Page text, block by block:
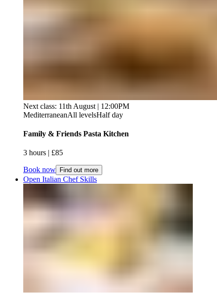
Next class: 11th August | 12:00PM
MediterraneanAll levelsHalf day
Family & Friends Pasta Kitchen​​​​‌ ‍ ​‍​‍‌‍ ‌ ​‍‌‍‍‌‌‍‌ ‌‍‍‌‌‍ ‍​‍​‍​ ‍‍​‍​‍‌ ​ ‌‍​‌‌‍ ‍‌‍‍‌‌ ‌​‌ ‍‌​‍ ‍‌‍‍‌‌‍ ​‍​‍​‍ ​​‍​‍‌‍‍​‌ ​‍‌‍‌‌‌‍‌‍​‍​‍​ ‍‍​‍​‍‌‍‍​‌ ‌​‌ ‌​‌ ​​‌ ​ ​ ‍‍​‍ ​‍ ‌‍ ​​‍ ‌‌‍​‌‌‍ ‍‌‍‌​​‍ ‌‌ ​‍​‍ ‌‌‍‍​‌‍ ‌ ‌​‌‍‌‌‌‍ ​‌ ​ ​‍ ‌‌ ​ ‌ ‌​‌ ‌‌‌‍‌​‌‍‍‌‌‍ ​‍ ‍‌ ‌‍‌‍‌‌‌ ​‍‌‍​ ‌‍‌‌‌‍ ​​‍ ‍‌‍​‌‌ ​​‌ ​​​‍ ‌‍‍‌‌‍ ‍‌ ‌​‌‍‌‌‌‍ ‍‌ ‌​​‍ ‌‍‌‌‌‍‌​‌‍‍‌‌ ‌​​‍ ‌‍ ‌‌‍ ‌‍‌​‌‍‌‌​ ‌‌ ​​‌ ​‍‌‍‌‌‌ ​ ‌‍‌‌‌‍ ‍‌ ‌​‌‍​‌‌ ‌​‌‍‍‌‌‍ ‌‍ ‍​ ‍ ‌‍‍‌‌‍‌​​ ‌​ ‍‌‌‍​‌​ ‌ ‌‍​‍‌‍​ ​ ‌‍‌‍‌​​ ‌‌​‍ ‌‌‍​‌​ ‍‌​ ‌​‌‍​‌​‍ ‌​ ‌​​ ‍‌‌‍‌‍‌‍‌​​‍ ‌‌‍​‍​ ‌ ​ ‍​​ ‌‍​‍ ‌​ ​​​ ‍‌‌‍​‍‌‍‌​​ ​ ‌‍​‍‌‍‌‌‌‍​‍​ ‌​‌‍​‍​ ​‌‌‍​‌​ ‍ ‌ ‌​‌ ‍‌‌ ​​‌‍‌‌​ ‌‌‍‍​‌‍ ‌ ‌​‌‍‌‌‌‍ ​‌​​ ‌‍ ​‌‍​‌‌ ​ ‌ ​ ​ ‍ ‌ ​​‌‍​‌‌ ‌​‌‍‍​​ ‌‌ ‌​‌‍‍‌‌ ‌​‌‍ ​‌‍‌‌​ ‌‍​‍‌‍​‌‌ ​ ‌‍‌‌‌‌‌‌‌ ​‍‌‍ ​​ ‌‌‍‍​‌ ‌​‌ ‌​‌ ​​‌ ​ ​‍‌‌​ ​ ‌​​‌​‍‌‌​ ​‍‌​‌‍​‍‌‌​ ​‍‌​‌‍‌‍ ​​‍ ‌‌‍​‌‌‍ ‍‌‍‌​​‍ ‌‌ ​‍​‍ ‌‌‍‍​‌‍ ‌ ‌​‌‍‌‌‌‍ ​‌ ​ ​‍ ‌‌ ​ ‌ ‌​‌ ‌‌‌‍‌​‌‍‍‌‌‍ ​‍ ‍‌ ‌‍‌‍‌‌‌ ​‍‌‍​ ‌‍‌‌‌‍ ​​‍ ‍‌‍​‌‌ ​​‌ ​​​‍‌‍‌‍‍‌‌‍‌​​ ‌​ ‍‌‌‍​‌​ ‌ ‌‍​‍‌‍​ ​ ‌‍‌‍‌​​ ‌‌​‍ ‌‌‍​‌​ ‍‌​ ‌​‌‍​‌​‍ ‌​ ‌​​ ‍‌‌‍‌‍‌‍‌​​‍ ‌‌‍​‍​ ‌ ​ ‍​​ ‌‍​‍ ‌​ ​​​ ‍‌‌‍​‍‌‍‌​​ ​ ‌‍​‍‌‍‌‌‌‍​‍​ ‌​‌‍​‍​ ​‌‌‍​‌​‍‌‍‌ ‌​‌ ‍‌‌ ​​‌‍‌‌​ ‌‌‍‍​‌‍ ‌ ‌​‌‍‌‌‌‍ ​‌​​ ‌‍ ​‌‍​‌‌ ​ ‌ ​ ​‍‌‍‌ ​​‌‍​‌‌ ‌​‌‍‍​​ ‌‌ ‌​‌‍‍‌‌ ‌​‌‍ ​‌‍‌‌​‍‌‍‌ ​​‌‍‌‌‌ ​‍‌ ​ ‌ ​​‌‍‌‌‌‍​ ‌ ‌​‌‍‍‌‌ ‌‍‌‍‌‌​ ‌‌ ​​‌ ‌‌‌‍​‍‌‍ ​‌‍‍‌‌ ​ ‌‍‍​‌‍‌‌‌‍‌​​‍​‍‌ ‌
3 hours​​​​‌ ‍ ​‍​‍‌‍ ‌ ​‍‌‍‍‌‌‍‌ ‌‍‍‌‌‍ ‍​‍​‍​ ‍‍​‍​‍‌ ​ ‌‍​‌‌‍ ‍‌‍‍‌‌ ‌​‌ ‍‌​‍ ‍‌‍‍‌‌‍ ​‍​‍​‍ ​​‍​‍‌‍‍​‌ ​‍‌‍‌‌‌‍‌‍​‍​‍​ ‍‍​‍​‍‌‍‍​‌ ‌​‌ ‌​‌ ​​‌ ​ ​ ‍‍​‍ ​‍ ‌‍ ​​‍ ‌‌‍​‌‌‍ ‍‌‍‌​​‍ ‌‌ ​‍​‍ ‌‌‍‍​‌‍ ‌ ‌​‌‍‌‌‌‍ ​‌ ​ ​‍ ‌‌ ​ ‌ ‌​‌ ‌‌‌‍‌​‌‍‍‌‌‍ ​‍ ‍‌ ‌‍‌‍‌‌‌ ​‍‌‍​ ‌‍‌‌‌‍ ​​‍ ‍‌‍​‌‌ ​​‌ ​​​‍ ‌‍‍‌‌‍ ‍‌ ‌​‌‍‌‌‌‍ ‍‌ ‌​​‍ ‌‍‌‌‌‍‌​‌‍‍‌‌ ‌​​‍ ‌‍ ‌‌‍ ‌‍‌​‌‍‌‌​ ‌‌ ​​‌ ​‍‌‍‌‌‌ ​ ‌‍‌‌‌‍ ‍‌ ‌​‌‍​‌‌ ‌​‌‍‍‌‌‍ ‌‍ ‍​ ‍ ‌‍‍‌‌‍‌​​ ‌​ ‍‌‌‍​‌​ ‌ ‌‍​‍‌‍​ ​ ‌‍‌‍‌​​ ‌‌​‍ ‌‌‍​‌​ ‍‌​ ‌​‌‍​‌​‍ ‌​ ‌​​ ‍‌‌‍‌‍‌‍‌​​‍ ‌‌‍​‍​ ‌ ​ ‍​​ ‌‍​‍ ‌​ ​​​ ‍‌‌‍​‍‌‍‌​​ ​ ‌‍​‍‌‍‌‌‌‍​‍​ ‌​‌‍​‍​ ​‌‌‍​‌​ ‍ ‌ ‌​‌ ‍‌‌ ​​‌‍‌‌​ ‌‌‍‍​‌‍ ‌ ‌​‌‍‌‌‌‍ ​‌​​ ‌‍ ​‌‍​‌‌ ​ ‌ ​ ​ ‍ ‌ ​​‌‍​‌‌ ‌​‌‍‍​​ ‌‌ ‌​‌‍‍‌‌‍ ‌‌‍‌‌​ ‌‍​‍‌‍​‌‌ ​ ‌‍‌‌‌‌‌‌‌ ​‍‌‍ ​​ ‌‌‍‍​‌ ‌​‌ ‌​‌ ​​‌ ​ ​‍‌‌​ ​ ‌​​‌​‍‌‌​ ​‍‌​‌‍​‍‌‌​ ​‍‌​‌‍‌‍ ​​‍ ‌‌‍​‌‌‍ ‍‌‍‌​​‍ ‌‌ ​‍​‍ ‌‌‍‍​‌‍ ‌ ‌​‌‍‌‌‌‍ ​‌ ​ ​‍ ‌‌ ​ ‌ ‌​‌ ‌‌‌‍‌​‌‍‍‌‌‍ ​‍ ‍‌ ‌‍‌‍‌‌‌ ​‍‌‍​ ‌‍‌‌‌‍ ​​‍ ‍‌‍​‌‌ ​​‌ ​​​‍‌‍‌‍‍‌‌‍‌​​ ‌​ ‍‌‌‍​‌​ ‌ ‌‍​‍‌‍​ ​ ‌‍‌‍‌​​ ‌‌​‍ ‌‌‍​‌​ ‍‌​ ‌​‌‍​‌​‍ ‌​ ‌​​ ‍‌‌‍‌‍‌‍‌​​‍ ‌‌‍​‍​ ‌ ​ ‍​​ ‌‍​‍ ‌​ ​​​ ‍‌‌‍​‍‌‍‌​​ ​ ‌‍​‍‌‍‌‌‌‍​‍​ ‌​‌‍​‍​ ​‌‌‍​‌​‍‌‍‌ ‌​‌ ‍‌‌ ​​‌‍‌‌​ ‌‌‍‍​‌‍ ‌ ‌​‌‍‌‌‌‍ ​‌​​ ‌‍ ​‌‍​‌‌ ​ ‌ ​ ​‍‌‍‌ ​​‌‍​‌‌ ‌​‌‍‍​​ ‌‌ ‌​‌‍‍‌‌‍ ‌‌‍‌‌​‍‌‍‌ ​​‌‍‌‌‌ ​‍‌ ​ ‌ ​​‌‍‌‌‌‍​ ‌ ‌​‌‍‍‌‌ ‌‍‌‍‌‌​ ‌‌ ​​‌ ‌‌‌‍​‍‌‍ ​‌‍‍‌‌ ​ ‌‍‍​‌‍‌‌‌‍‌​​‍​‍‌ ‌ | £85​​​​‌ ‍ ​‍​‍‌‍ ‌ ​‍‌‍‍‌‌‍‌ ‌‍‍‌‌‍ ‍​‍​‍​ ‍‍​‍​‍‌ ​ ‌‍​‌‌‍ ‍‌‍‍‌‌ ‌​‌ ‍‌​‍ ‍‌‍‍‌‌‍ ​‍​‍​‍ ​​‍​‍‌‍‍​‌ ​‍‌‍‌‌‌‍‌‍​‍​‍​ ‍‍​‍​‍‌‍‍​‌ ‌​‌ ‌​‌ ​​‌ ​ ​ ‍‍​‍ ​‍ ‌‍ ​​‍ ‌‌‍​‌‌‍ ‍‌‍‌​​‍ ‌‌ ​‍​‍ ‌‌‍‍​‌‍ ‌ ‌​‌‍‌‌‌‍ ​‌ ​ ​‍ ‌‌ ​ ‌ ‌​‌ ‌‌‌‍‌​‌‍‍‌‌‍ ​‍ ‍‌ ‌‍‌‍‌‌‌ ​‍‌‍​ ‌‍‌‌‌‍ ​​‍ ‍‌‍​‌‌ ​​‌ ​​​‍ ‌‍‍‌‌‍ ‍‌ ‌​‌‍‌‌‌‍ ‍‌ ‌​​‍ ‌‍‌‌‌‍‌​‌‍‍‌‌ ‌​​‍ ‌‍ ‌‌‍ ‌‍‌​‌‍‌‌​ ‌‌ ​​‌ ​‍‌‍‌‌‌ ​ ‌‍‌‌‌‍ ‍‌ ‌​‌‍​‌‌ ‌​‌‍‍‌‌‍ ‌‍ ‍​ ‍ ‌‍‍‌‌‍‌​​ ‌​ ‍‌‌‍​‌​ ‌ ‌‍​‍‌‍​ ​ ‌‍‌‍‌​​ ‌‌​‍ ‌‌‍​‌​ ‍‌​ ‌​‌‍​‌​‍ ‌​ ‌​​ ‍‌‌‍‌‍‌‍‌​​‍ ‌‌‍​‍​ ‌ ​ ‍​​ ‌‍​‍ ‌​ ​​​ ‍‌‌‍​‍‌‍‌​​ ​ ‌‍​‍‌‍‌‌‌‍​‍​ ‌​‌‍​‍​ ​‌‌‍​‌​ ‍ ‌ ‌​‌ ‍‌‌ ​​‌‍‌‌​ ‌‌‍‍​‌‍ ‌ ‌​‌‍‌‌‌‍ ​‌​​ ‌‍ ​‌‍​‌‌ ​ ‌ ​ ​ ‍ ‌ ​​‌‍​‌‌ ‌​‌‍‍​​ ‌‌ ​​‌ ​‍‌‍‍‌‌‍​ ‌‍‌‌​ ‌‍​‍‌‍​‌‌ ​ ‌‍‌‌‌‌‌‌‌ ​‍‌‍ ​​ ‌‌‍‍​‌ ‌​‌ ‌​‌ ​​‌ ​ ​‍‌‌​ ​ ‌​​‌​‍‌‌​ ​‍‌​‌‍​‍‌‌​ ​‍‌​‌‍‌‍ ​​‍ ‌‌‍​‌‌‍ ‍‌‍‌​​‍ ‌‌ ​‍​‍ ‌‌‍‍​‌‍ ‌ ‌​‌‍‌‌‌‍ ​‌ ​ ​‍ ‌‌ ​ ‌ ‌​‌ ‌‌‌‍‌​‌‍‍‌‌‍ ​‍ ‍‌ ‌‍‌‍‌‌‌ ​‍‌‍​ ‌‍‌‌‌‍ ​​‍ ‍‌‍​‌‌ ​​‌ ​​​‍‌‍‌‍‍‌‌‍‌​​ ‌​ ‍‌‌‍​‌​ ‌ ‌‍​‍‌‍​ ​ ‌‍‌‍‌​​ ‌‌​‍ ‌‌‍​‌​ ‍‌​ ‌​‌‍​‌​‍ ‌​ ‌​​ ‍‌‌‍‌‍‌‍‌​​‍ ‌‌‍​‍​ ‌ ​ ‍​​ ‌‍​‍ ‌​ ​​​ ‍‌‌‍​‍‌‍‌​​ ​ ‌‍​‍‌‍‌‌‌‍​‍​ ‌​‌‍​‍​ ​‌‌‍​‌​‍‌‍‌ ‌​‌ ‍‌‌ ​​‌‍‌‌​ ‌‌‍‍​‌‍ ‌ ‌​‌‍‌‌‌‍ ​‌​​ ‌‍ ​‌‍​‌‌ ​ ‌ ​ ​‍‌‍‌ ​​‌‍​‌‌ ‌​‌‍‍​​ ‌‌ ​​‌ ​‍‌‍‍‌‌‍​ ‌‍‌‌​‍‌‍‌ ​​‌‍‌‌‌ ​‍‌ ​ ‌ ​​‌‍‌‌‌‍​ ‌ ‌​‌‍‍‌‌ ‌‍‌‍‌‌​ ‌‌ ​​‌ ‌‌‌‍​‍‌‍ ​‌‍‍‌‌ ​ ‌‍‍​‌‍‌‌‌‍‌​​‍​‍‌ ‌
Book now Find out more
Open Italian Chef Skills​​​​‌ ‍ ​‍​‍‌‍ ‌ ​‍‌‍‍‌‌‍‌ ‌‍‍‌‌‍ ‍​‍​‍​ ‍‍​‍​‍‌ ​ ‌‍​‌‌‍ ‍‌‍‍‌‌ ‌​‌ ‍‌​‍ ‍‌‍‍‌‌‍ ​‍​‍​‍ ​​‍​‍‌‍‍​‌ ​‍‌‍‌‌‌‍‌‍​‍​‍​ ‍‍​‍​‍‌‍‍​‌ ‌​‌ ‌​‌ ​​‌ ​ ​ ‍‍​‍ ​‍ ‌‍ ​​‍ ‌‌‍​‌‌‍ ‍‌‍‌​​‍ ‌‌ ​‍​‍ ‌‌‍‍​‌‍ ‌ ‌​‌‍‌‌‌‍ ​‌ ​ ​‍ ‌‌ ​ ‌ ‌​‌ ‌‌‌‍‌​‌‍‍‌‌‍ ​‍ ‍‌ ‌‍‌‍‌‌‌ ​‍‌‍​ ‌‍‌‌‌‍ ​​‍ ‍‌‍​‌‌ ​​‌ ​​​‍ ‌‍‍‌‌‍ ‍‌ ‌​‌‍‌‌‌‍ ‍‌ ‌​​‍ ‌‍‌‌‌‍‌​‌‍‍‌‌ ‌​​‍ ‌‍ ‌‌‍ ‌‍‌​‌‍‌‌​ ‌‌ ​​‌ ​‍‌‍‌‌‌ ​ ‌‍‌‌‌‍ ‍‌ ‌​‌‍​‌‌ ‌​‌‍‍‌‌‍ ‌‍ ‍​ ‍ ‌‍‍‌‌‍‌​​ ‌‌‍‌‌​ ‍‌‌‍‌‌​ ‌ ‌‍​‍​ ‍‌​ ​‍​ ​‌​‍ ‌​ ​‌​ ‍​​ ​​​ ‍​​‍ ‌​ ‌​​ ​ ‌‍​ ​ ​‌​‍ ‌‌‍​‍‌‍​ ‌‍​‍‌‍‌‌​‍ ‌‌‍​ ‌‍​‌​ ‌ ​ ‍‌​ ​​‌‍‌‍‌‍‌‍​ ​‌​ ​​‌‍​ ​ ‍‌‌‍‌‌​ ‍ ‌ ‌​‌ ‍‌‌ ​​‌‍‌‌​ ‌‌‍‍​‌‍ ‌ ‌​‌‍‌‌‌‍ ​‌​​ ‌‍ ​‌‍​‌‌ ​ ‌ ​ ​ ‍ ‌ ​​‌‍​‌‌ ‌​‌‍‍​​ ‌‌ ‌​‌‍‍‌‌ ‌​‌‍ ​‌‍‌‌​ ‌‍​‍‌‍​‌‌ ​ ‌‍‌‌‌‌‌‌‌ ​‍‌‍ ​​ ‌‌‍‍​‌ ‌​‌ ‌​‌ ​​‌ ​ ​‍‌‌​ ​ ‌​​‌​‍‌‌​ ​‍‌​‌‍​‍‌‌​ ​‍‌​‌‍‌‍ ​​‍ ‌‌‍​‌‌‍ ‍‌‍‌​​‍ ‌‌ ​‍​‍ ‌‌‍‍​‌‍ ‌ ‌​‌‍‌‌‌‍ ​‌ ​ ​‍ ‌‌ ​ ‌ ‌​‌ ‌‌‌‍‌​‌‍‍‌‌‍ ​‍ ‍‌ ‌‍‌‍‌‌‌ ​‍‌‍​ ‌‍‌‌‌‍ ​​‍ ‍‌‍​‌‌ ​​‌ ​​​‍‌‍‌‍‍‌‌‍‌​​ ‌‌‍‌‌​ ‍‌‌‍‌‌​ ‌ ‌‍​‍​ ‍‌​ ​‍​ ​‌​‍ ‌​ ​‌​ ‍​​ ​​​ ‍​​‍ ‌​ ‌​​ ​ ‌‍​ ​ ​‌​‍ ‌‌‍​‍‌‍​ ‌‍​‍‌‍‌‌​‍ ‌‌‍​ ‌‍​‌​ ‌ ​ ‍‌​ ​​‌‍‌‍‌‍‌‍​ ​‌​ ​​‌‍​ ​ ‍‌‌‍‌‌​‍‌‍‌ ‌​‌ ‍‌‌ ​​‌‍‌‌​ ‌‌‍‍​‌‍ ‌ ‌​‌‍‌‌‌‍ ​‌​​ ‌‍ ​‌‍​‌‌ ​ ‌ ​ ​‍‌‍‌ ​​‌‍​‌‌ ‌​‌‍‍​​ ‌‌ ‌​‌‍‍‌‌ ‌​‌‍ ​‌‍‌‌​‍‌‍‌ ​​‌‍‌‌‌ ​‍‌ ​ ‌ ​​‌‍‌‌‌‍​ ‌ ‌​‌‍‍‌‌ ‌‍‌‍‌‌​ ‌‌ ​​‌ ‌‌‌‍​‍‌‍ ​‌‍‍‌‌ ​ ‌‍‍​‌‍‌‌‌‍‌​​‍​‍‌ ‌